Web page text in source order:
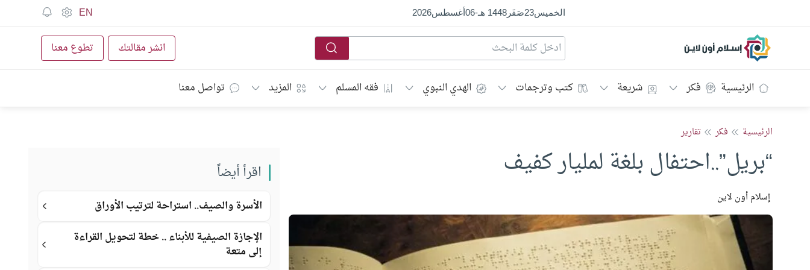
الخميس23صَفَر1448 هـ -
06أغسطس2026
EN
إسلام أون لاين انشر مقالتك تطوع معنا
الرئيسية فكر شريعة كتب وترجمات الهدي النبوي فقه المسلم المزيد تواصل معنا
الرئيسية فكر تقارير
“بريل”..احتفال بلغة لمليار كفيف
إسلام أون لاين
اقرأ أيضاً
الأسرة والصيف.. استراحة لترتيب الأوراق
الإجازة الصيفية للأبناء .. خطة لتحويل القراءة
إلى متعة